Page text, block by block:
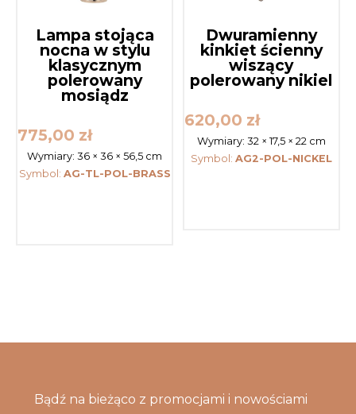
Lampa stojąca
nocna w stylu
klasycznym
polerowany
mosiądz
775,00 zł
Wymiary:36 × 36 × 56,5 cm
Symbol: AG-TL-POL-BRASS
Dwuramienny
kinkiet ścienny
wiszący
polerowany nikiel
620,00 zł
Wymiary: 32 × 17,5 × 22 cm
Symbol: AG2-POL-NICKEL
Bądź na bieżąco z promocjami i nowościami